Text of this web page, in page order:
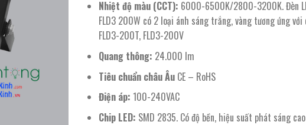
5.174.400 ₫.là:
2.200.000 ₫.
Nhiệt độ màu (CCT): 6000-6500K/2800-3200K. Đèn
FLD3 200W có 2 loại ánh sáng trắng, vàng tương ứng với
FLD3-200T, FLD3-200V
Quang thông: 24.000 lm
Tiêu chuẩn châu Âu CE – RoHS
Điện áp: 100-240VAC
Chip LED: SMD 2835. Có độ bền, hiệu suất phát sáng cao